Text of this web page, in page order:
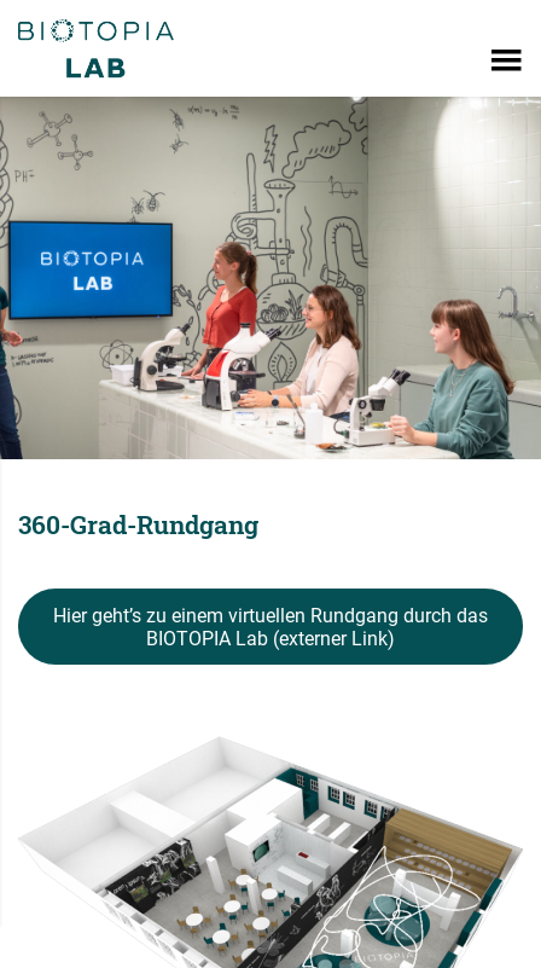
360-Grad-Rundgang
Hier geht’s zu einem virtuellen Rundgang durch das
BIOTOPIA Lab (externer Link)